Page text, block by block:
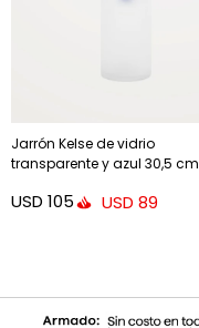
Jarrón Kelse de vidrio
transparente y azul 30,5 cm
USD 105 USD 89